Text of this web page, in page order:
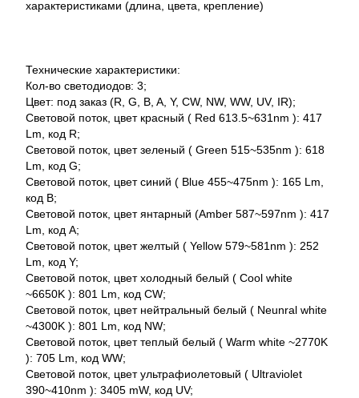
характеристиками (длина, цвета, крепление)
Технические характеристики:
Кол-во светодиодов: 3;
Цвет: под заказ (R, G, B, A, Y, CW, NW, WW, UV, IR);
Световой поток, цвет красный ( Red 613.5~631nm ): 417
Lm, код R;
Световой поток, цвет зеленый ( Green 515~535nm ): 618
Lm, код G;
Световой поток, цвет синий ( Blue 455~475nm ): 165 Lm,
код B;
Световой поток, цвет янтарный (Amber 587~597nm ): 417
Lm, код A;
Световой поток, цвет желтый ( Yellow 579~581nm ): 252
Lm, код Y;
Световой поток, цвет холодный белый ( Cool white
~6650K ): 801 Lm, код CW;
Световой поток, цвет нейтральный белый ( Neunral white
~4300K ): 801 Lm, код NW;
Световой поток, цвет теплый белый ( Warm white ~2770K
): 705 Lm, код WW;
Световой поток, цвет ультрафиолетовый ( Ultraviolet
390~410nm ): 3405 mW, код UV;